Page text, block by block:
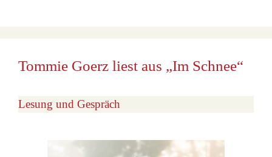
Tommie Goerz liest aus „Im Schnee“
Lesung und Gespräch